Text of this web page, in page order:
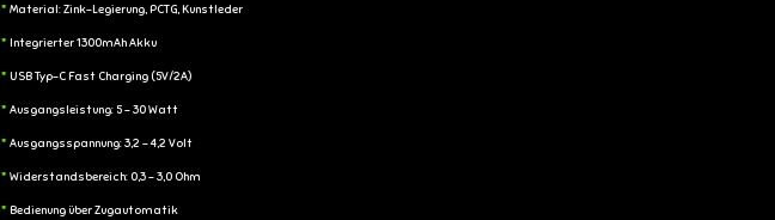
* Material: Zink-Legierung, PCTG, Kunstleder
* Integrierter 1300mAh Akku
* USB Typ-C Fast Charging (5V/2A)
* Ausgangsleistung: 5 - 30 Watt
* Ausgangsspannung: 3,2 - 4,2 Volt
* Widerstandsbereich: 0,3 - 3,0 Ohm
* Bedienung über Zugautomatik